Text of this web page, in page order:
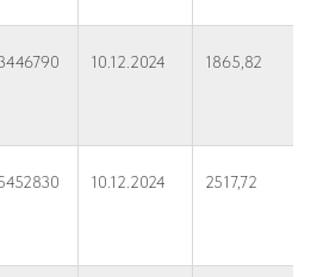
10.12.2024 1865,82
10.12.2024 2517,72